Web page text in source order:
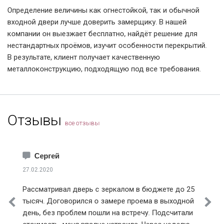
Определение величины как огнестойкой, так и обычной
входной двери лучше доверить замерщику. В нашей
компании он выезжает бесплатно, найдёт решение для
нестандартных проёмов, изучит особенности перекрытий.
В результате, клиент получает качественную
металлоконструкцию, подходящую под все требования.
Отзывы все отзывы
Сергей
27.02.2020
Рассматривал дверь с зеркалом в бюджете до 25
тысяч. Договорился о замере проема в выходной
день, без проблем пошли на встречу. Подсчитали